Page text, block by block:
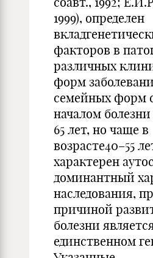
1999), определен
факторов в
различных
форм
семейных форм
началом
65 лет, но чаще в
возрасте40–55
характерен
доминантный
наследования,
причиной
болезни
единственном